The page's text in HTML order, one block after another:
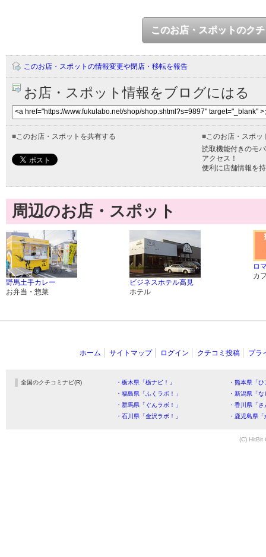
このお店・スポットのク
このお店・スポットの情報変更や閉店・移転を報告
お店・スポット情報をブログにはる
■ このお店・スポットを共有する ■ このお店・スポ
読取機能付きのモ
アクセス！
便利に店舗情報を
周辺のお店・スポット
野馬土手カレー
お弁当・惣菜
ビジネスホテル高見
ホテル
ロ
カ
ホーム サイトマップ ログイン クチコミ投稿 プラ
全国のクチコミナビ(R) ・栃木県「栃ナビ！」
・熊本県「
・福島県「ふくラボ！」
・新潟県「
・群馬県「ぐんラボ！」
・香川県「
・石川県「金沢ラボ！」
・鹿児島県
(C) HitBit